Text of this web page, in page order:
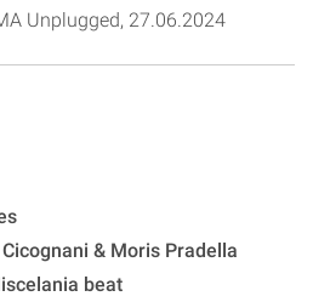
& Moris Pradella
beat